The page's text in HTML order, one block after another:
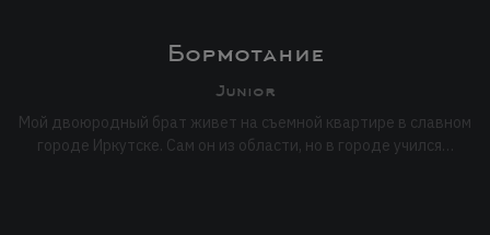
Бормотание
Junior
Мой двоюродный брат живет на съемной квартире в славном
городе Иркутске. Сам он из области, но в городе учился…